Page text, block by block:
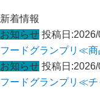
ン
新着情報
お知らせ 投稿日
フードグランプリ≪
お知らせ 投稿日
フードグランプリ≪